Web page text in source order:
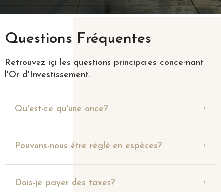
Questions Fréquentes
Retrouvez içi les questions principales concernant
l'Or d'Investissement.
Qu'est-ce qu'une once?
Pouvons-nous être réglé en espèces?
Dois-je payer des taxes?